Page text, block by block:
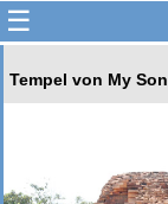
☰
Tempel von My Son